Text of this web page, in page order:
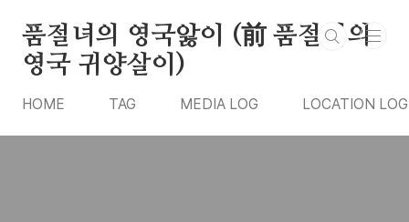
품절녀의 영국앓이 (前 품절녀의
영국 귀양살이)
HOME TAG MEDIA LOG LOCATION LOG